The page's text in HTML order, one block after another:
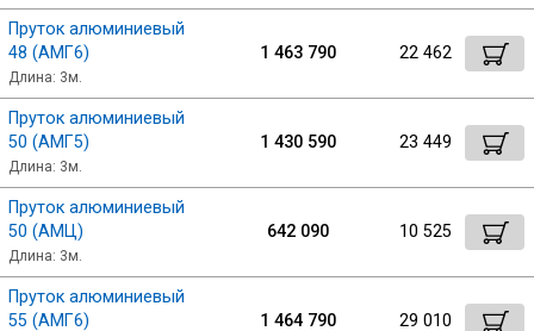
Пруток алюминиевый
48 (АМГ6)
Длина: 3м.
1 463 790 22 462
Пруток алюминиевый
50 (АМГ5)
Длина: 3м.
1 430 590 23 449
Пруток алюминиевый
50 (АМЦ)
Длина: 3м.
642 090 10 525
Пруток алюминиевый
55 (АМГ6)
1 464 790 29 010